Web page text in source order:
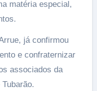
matéria especial,
já confirmou
e confraternizar
associados da